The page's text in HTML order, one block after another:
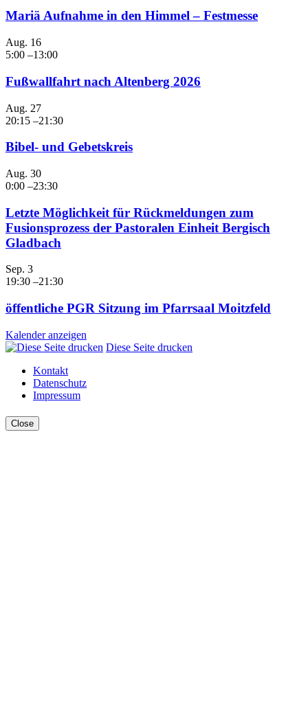
Mariä Aufnahme in den Himmel – Festmesse
Aug. 16
5:00 –13:00
Fußwallfahrt nach Altenberg 2026
Aug. 27
20:15 –21:30
Bibel- und Gebetskreis
Aug. 30
0:00 –23:30
Letzte Möglichkeit für Rückmeldungen zum
Fusionsprozess der Pastoralen Einheit Bergisch
Gladbach
Sep. 3
19:30 –21:30
öffentliche PGR Sitzung im Pfarrsaal Moitzfeld
Kalender anzeigen
Diese Seite drucken
Kontakt
Datenschutz
Impressum
Close